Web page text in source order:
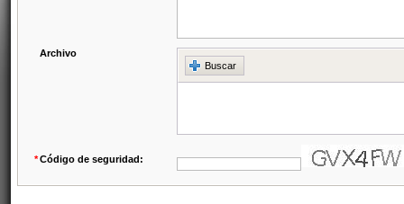
Archivo
Buscar
*Código de seguridad: